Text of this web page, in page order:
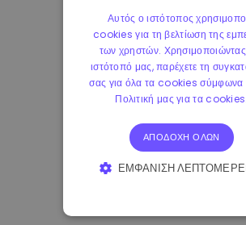
Αυτός ο ιστότοπος
cookies για τη βελτίωση της
των χρηστών.
ιστότοπό μας, παρέχετε τη
σας για όλα τα cookies σύμφωνα
Πολιτική μας για τα cookies.
ΑΠΟΔΟΧΉ ΌΛΩΝ
ΕΜΦΆΝΙΣΗ